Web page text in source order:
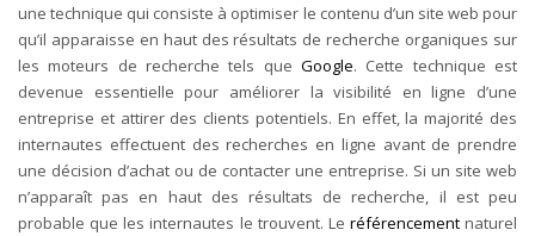
une technique qui consiste à optimiser le contenu d’un site web pour
qu’il apparaisse en haut des résultats de recherche organiques sur
les moteurs de recherche tels que Google. Cette technique est
devenue essentielle pour améliorer la visibilité en ligne d’une
entreprise et attirer des clients potentiels. En effet, la majorité des
internautes effectuent des recherches en ligne avant de prendre
une décision d’achat ou de contacter une entreprise. Si un site web
n’apparaît pas en haut des résultats de recherche, il est peu
probable que les internautes le trouvent. Le référencementnaturel